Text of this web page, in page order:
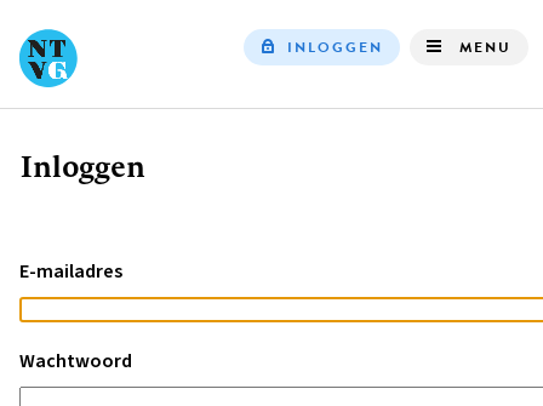
INLOGGEN MENU
Kruimelpad
Inloggen
E-mailadres
Wachtwoord